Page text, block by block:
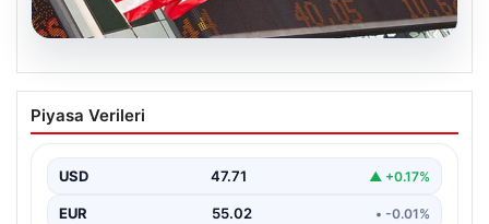
04.08.2026
FED faiz kararı ne zaman açıklanacak?
Nisan ayı faiz beklentisi belli oldu
Piyasa Verileri
USD 47.71 ▲ +0.17%
EUR 55.02 • -0.01%